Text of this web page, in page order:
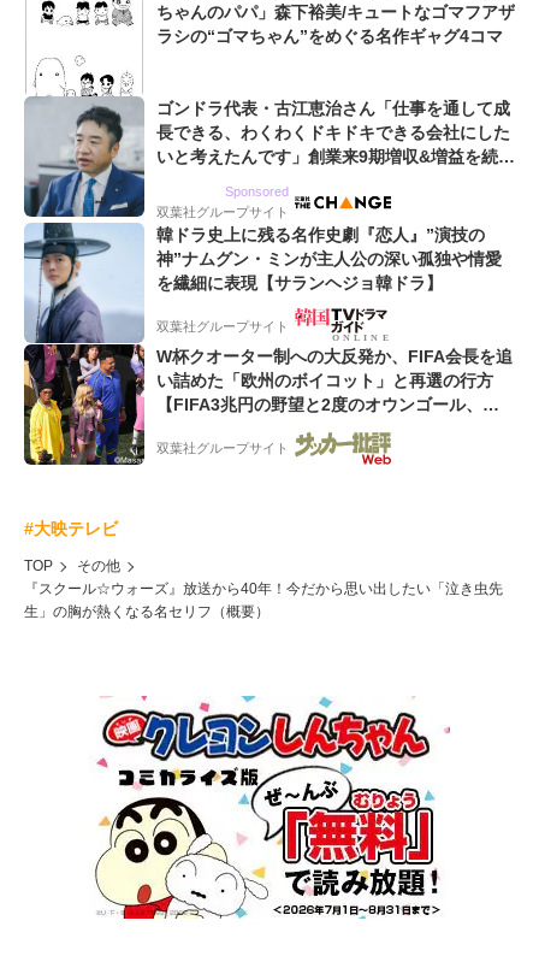
ちゃんのパパ」森下裕美/キュートなゴマフアザ
ラシの“ゴマちゃん”をめぐる名作ギャグ4コマ
ゴンドラ代表・古江恵治さん「仕事を通して成
長できる、わくわくドキドキできる会社にした
いと考えたんです」創業来9期増収&増益を続け
Sponsored
双葉社グループサイト
韓ドラ史上に残る名作史劇『恋人』”演技の
神”ナムグン・ミンが主人公の深い孤独や情愛
を繊細に表現【サランヘジョ韓ドラ】
双葉社グループサイト
W杯クオーター制への大反発か、FIFA会長を追
い詰めた「欧州のボイコット」と再選の行方
【FIFA3兆円の野望と2度のオウンゴール、来
双葉社グループサイト
#大映テレビ
TOP
その他
『スクール☆ウォーズ』放送から40年！今だから思い出したい「泣き虫先
生」の胸が熱くなる名セリフ（概要）